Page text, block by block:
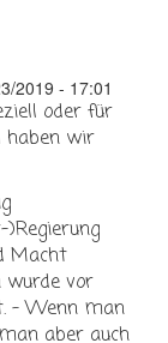
2019 - 17:01
oder für
haben wir
Macht
wurde vor
- Wenn man
aber auch